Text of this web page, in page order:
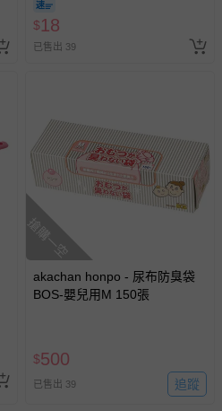
$18
已售出 39
搶購一空
akachan honpo - 尿布防臭袋
BOS-嬰兒用M 150張
$500
已售出 39 追蹤